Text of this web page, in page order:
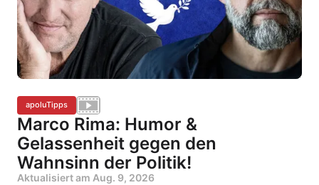
apoluTipps
Marco Rima: Humor &
Gelassenheit gegen den
Wahnsinn der Politik!
Aktualisiert am Aug. 9, 2026